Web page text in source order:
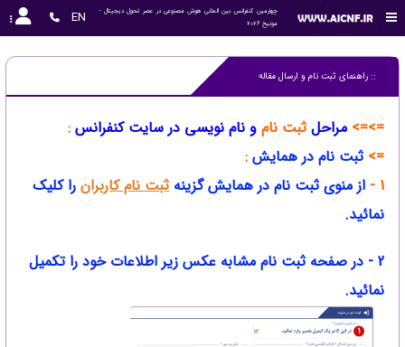
مونیخ 2026
EN
:: راهنمای ثبت نام و ارسال مقاله
=>=> مراحلثبت نام و نام نویسی در سایت کنفرانس:
=> ثبت نام در همایش:
1 -
از منوی ثبت نام در همایش گزینه ثبت نام کاربران را کلیک
نمائید.
2 - در صفحه ثبت نام مشابه عکس زیر اطلاعات خود را تکمیل
نمائید.